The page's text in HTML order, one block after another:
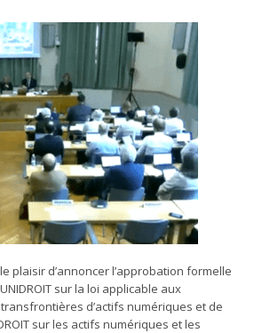
plaisir d’annoncer l’approbation formelle
sur la loi applicable aux
d’actifs numériques et de
sur les actifs numériques et les